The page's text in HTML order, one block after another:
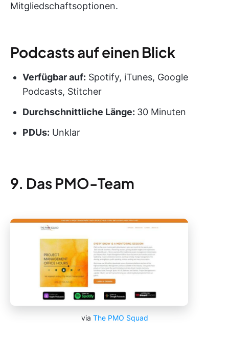
Mitgliedschaftsoptionen.
Podcasts auf einen Blick
Verfügbar auf: Spotify, iTunes, Google
Podcasts, Stitcher
Durchschnittliche Länge: 30 Minuten
PDUs: Unklar
9. Das PMO-Team
via The PMO Squad